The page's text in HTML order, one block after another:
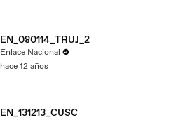
EN_080114_TRUJ_2
Enlace Nacional
hace 12 años
EN_131213_CUSC